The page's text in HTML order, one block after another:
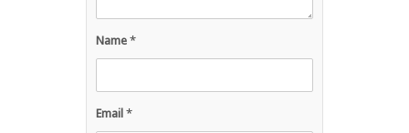
Name *
Email *